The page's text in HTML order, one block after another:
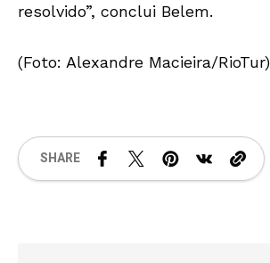
resolvido”, conclui Belem.
(Foto: Alexandre Macieira/RioTur)
SHARE